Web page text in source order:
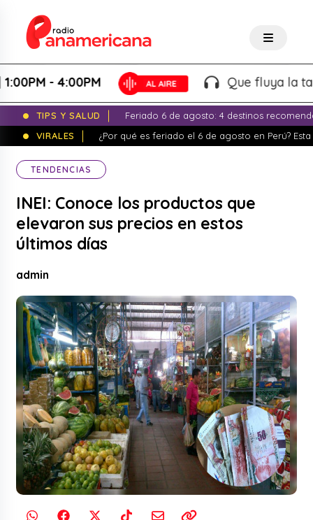
- 4:00PM Que fluya la tarde! -
TIPS Y SALUD
Feriado 6 de agosto: 4 destinos
VIRALES
¿Por qué es feriado el 6 de agosto en Perú?
TENDENCIAS
INEI: Conoce los productos que
elevaron sus precios en estos
últimos días
admin